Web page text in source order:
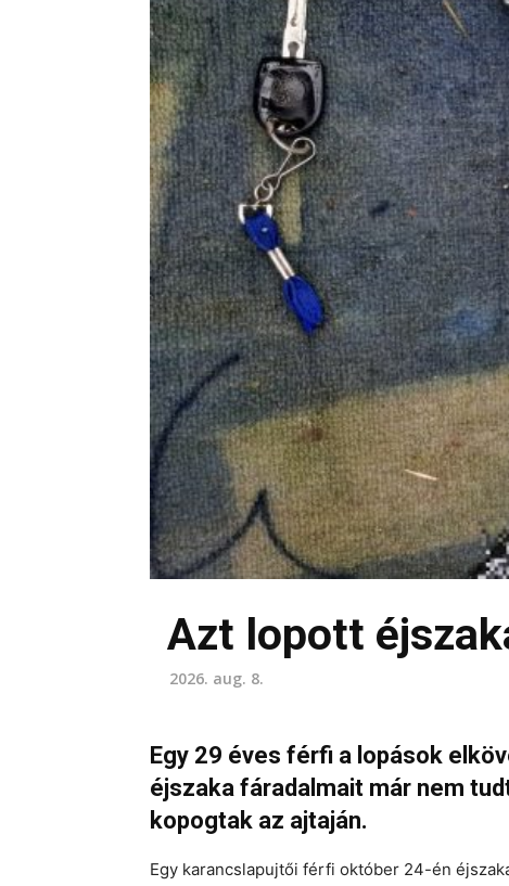
Azt lopott
2026. aug. 8.
Egy 29 éves férfi a lopások
éjszaka fáradalmait már nem
kopogtak az ajtaján.
Egy karancslapujtői férfi október 24-én